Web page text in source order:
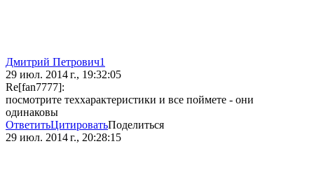
Дмитрий Петрович1
29 июл. 2014 г., 19:32:05
Re[fan7777]:
посмотрите теххарактеристики и все поймете - они
одинаковы
ОтветитьЦитироватьПоделиться
29 июл. 2014 г., 20:28:15